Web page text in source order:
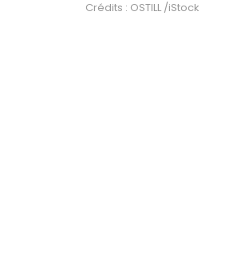
Crédits : OSTILL /iStock